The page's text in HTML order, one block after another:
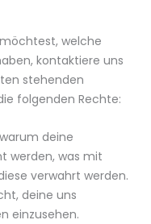
welche
kontaktiere uns
stehenden
folgenden Rechte:
deine
werden, was mit
verwahrt werden.
deine uns
einzusehen.